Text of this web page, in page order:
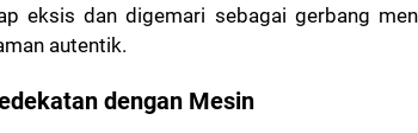
eksis dan digemari sebagai gerbang
autentik.
dengan Mesin